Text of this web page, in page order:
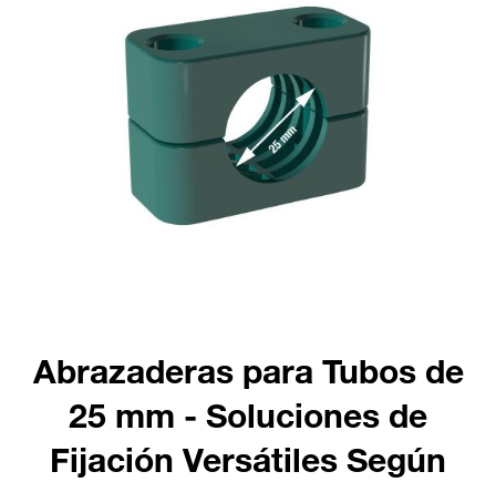
Abrazaderas para Tubos de
25 mm - Soluciones de
Fijación Versátiles Según